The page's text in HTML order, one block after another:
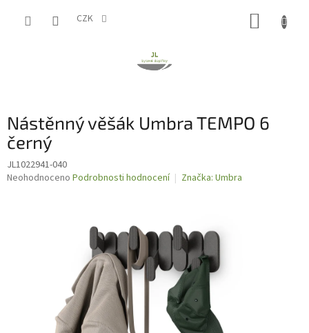
CZK
Nástěnný věšák Umbra TEMPO 6
černý
JL1022941-040
Průměrné
Neohodnoceno Podrobnosti hodnocení Značka: Umbra